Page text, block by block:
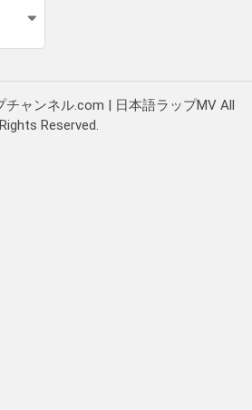
ャンネル.com | 日本語ラップMV All
Rights Reserved.